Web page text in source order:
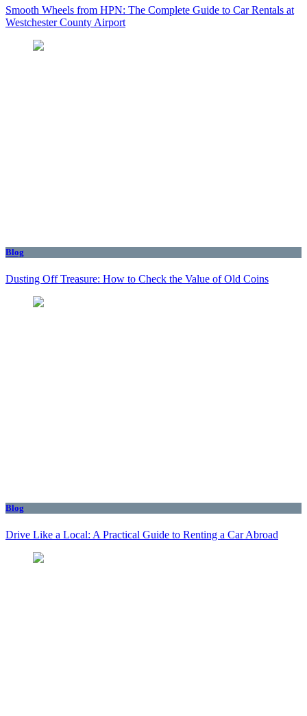
Smooth Wheels from HPN: The Complete Guide to Car Rentals at
Westchester County Airport
Blog
Dusting Off Treasure: How to Check the Value of Old Coins
Blog
Drive Like a Local: A Practical Guide to Renting a Car Abroad